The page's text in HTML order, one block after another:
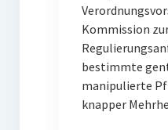
Kommission
bestimmte
manipulierte
knapper